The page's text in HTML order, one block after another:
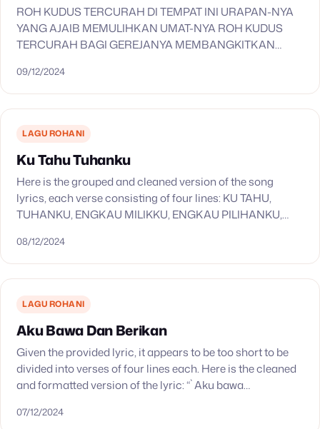
ROH KUDUS TERCURAH DI TEMPAT INI URAPAN-NYA
YANG AJAIB MEMULIHKAN UMAT-NYA ROH KUDUS
TERCURAH BAGI GEREJANYA MEMBANGKITKAN
SAAT PEMBEBASAN TIBA BELENGGU DOSA T’LAH
DIKALAHKAN MARI BERSORAK…
09/12/2024
LAGU ROHANI
Ku Tahu Tuhanku
Here is the grouped and cleaned version of the song
lyrics, each verse consisting of four lines: KU TAHU,
TUHANKU, ENGKAU MILIKKU, ENGKAU PILIHANKU,
JURUSELAMATKU, ENGKAULAH KUCINTA KINI…
08/12/2024
LAGU ROHANI
Aku Bawa Dan Berikan
Given the provided lyric, it appears to be too short to be
divided into verses of four lines each. Here is the cleaned
and formatted version of the lyric: “` Aku bawa…
07/12/2024